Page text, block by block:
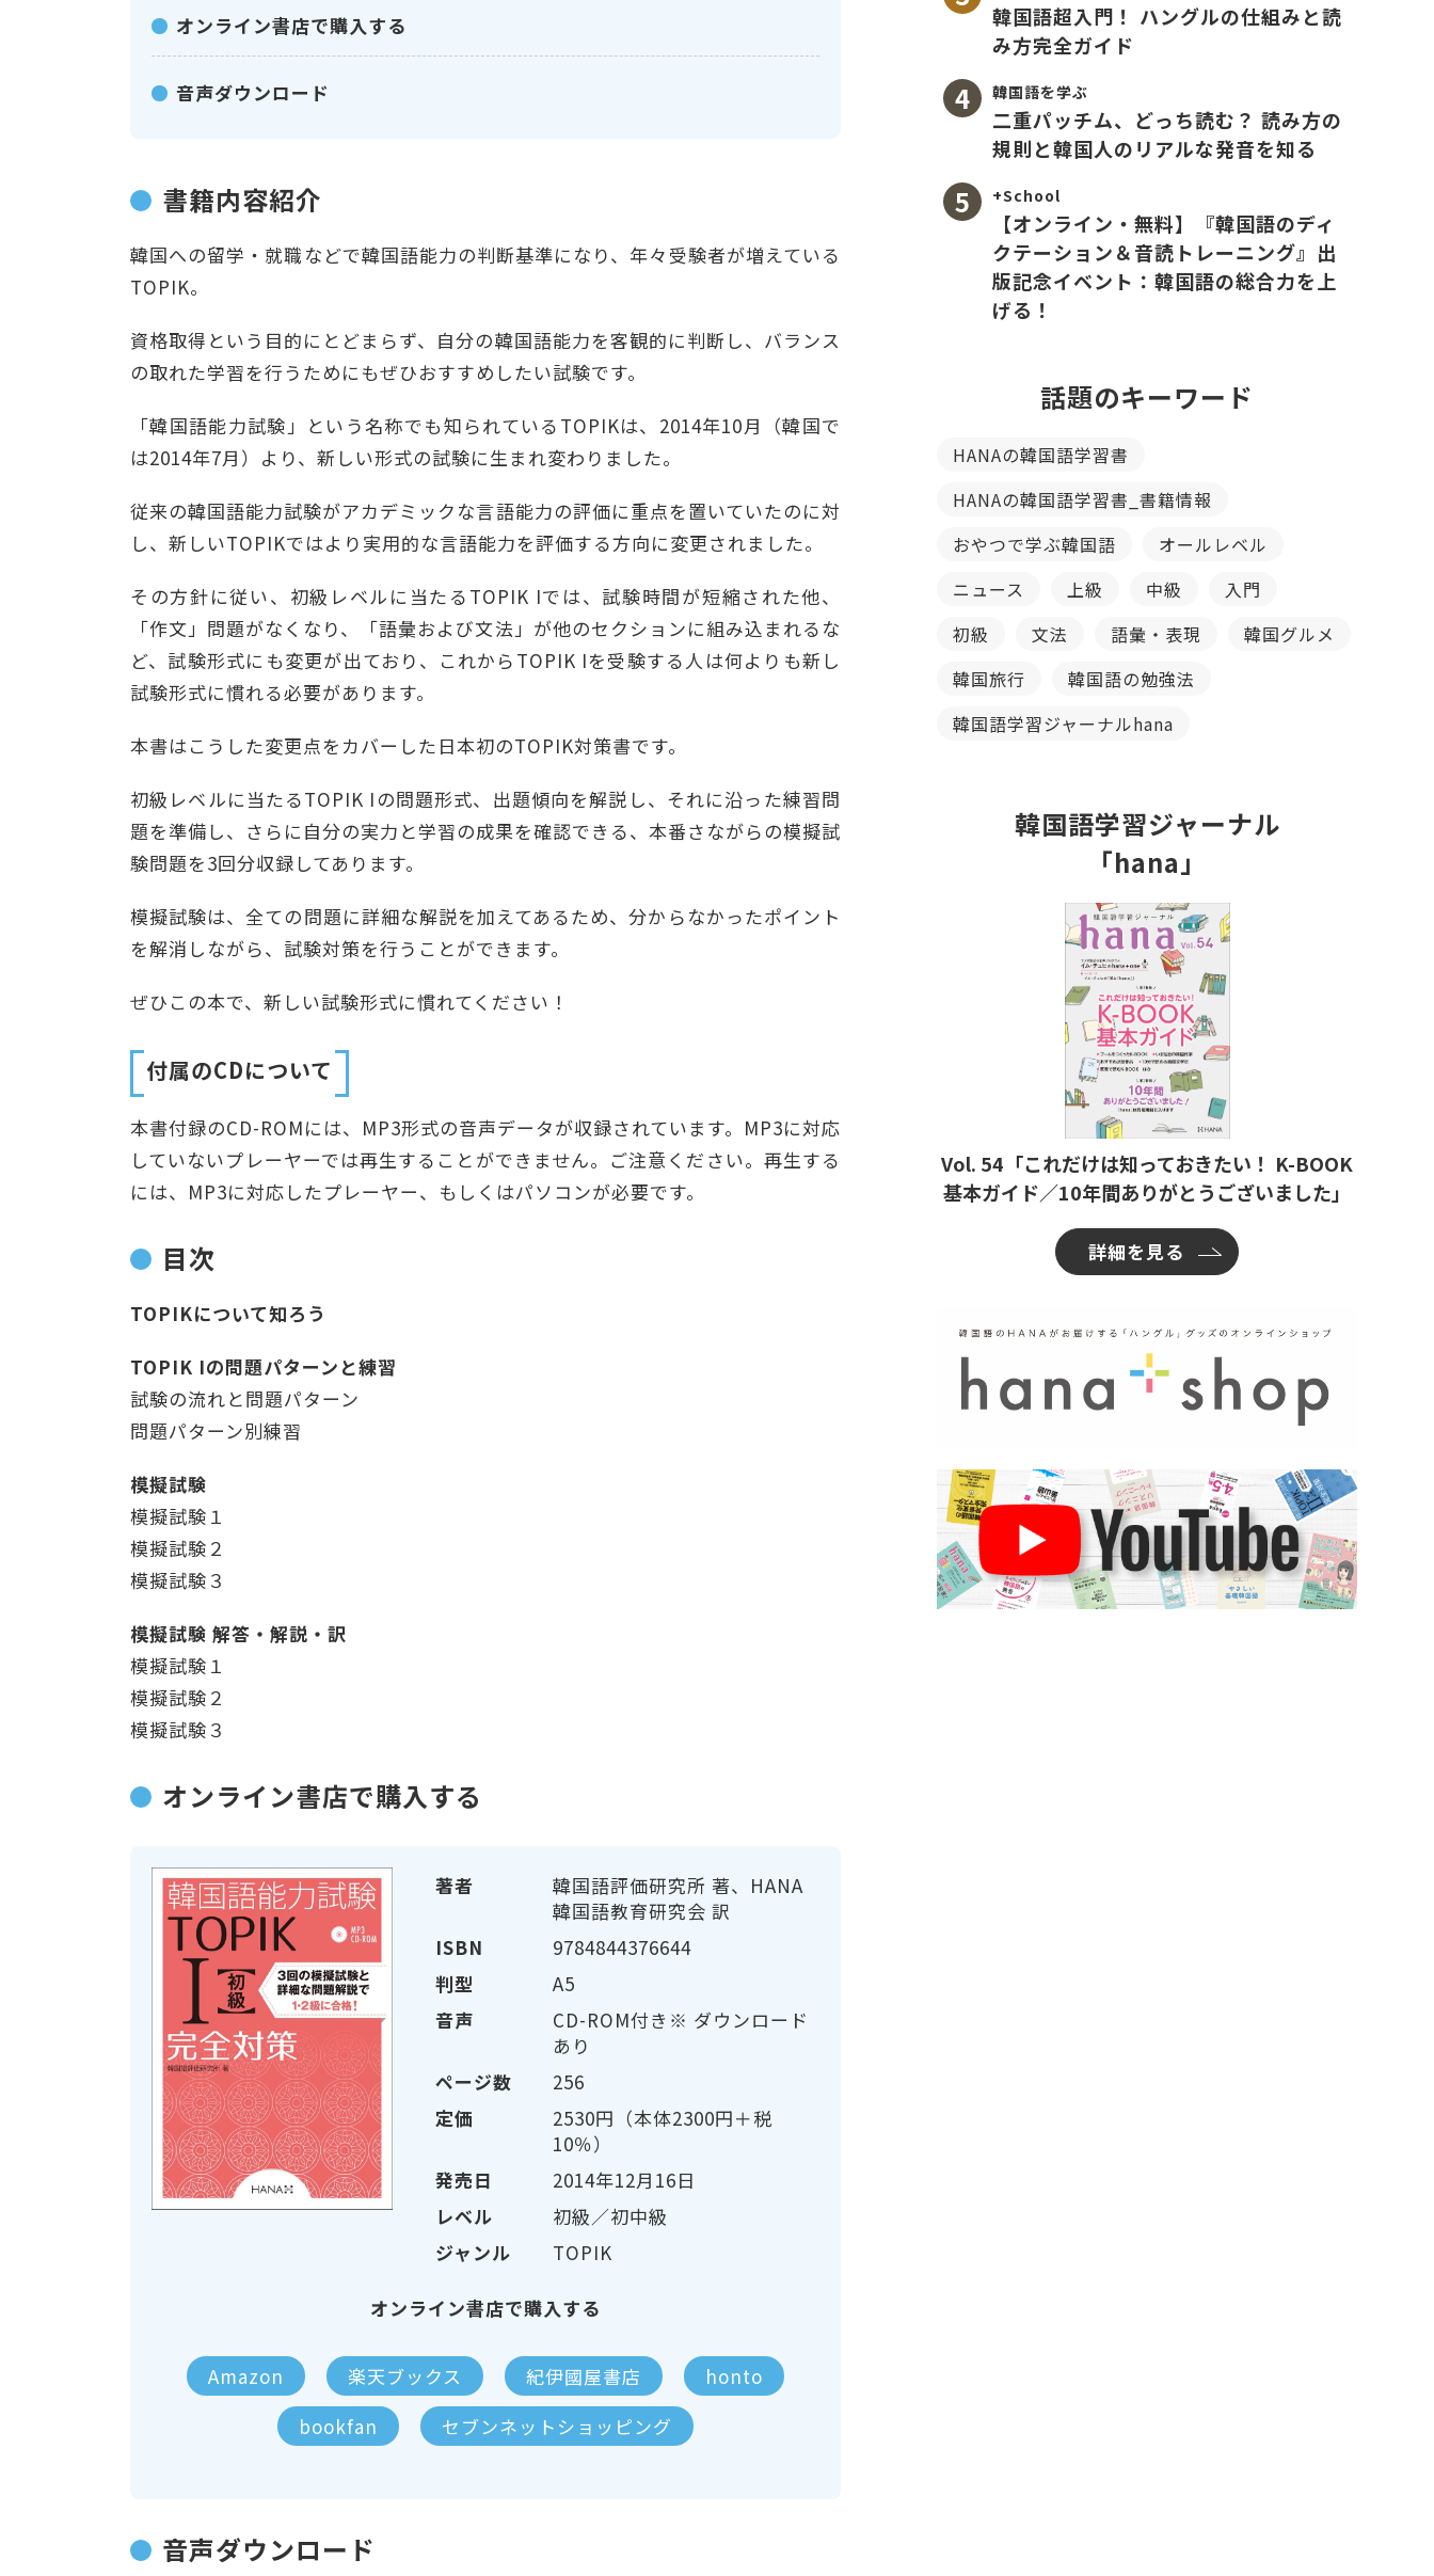
オンライン書店で購入する
音声ダウンロード
書籍内容紹介
韓国への留学・就職などで韓国語能力の判断基準になり、年々受験者が増えている
TOPIK。
資格取得という目的にとどまらず、自分の韓国語能力を客観的に判断し、バランス
の取れた学習を行うためにもぜひおすすめしたい試験です。
「韓国語能力試験」という名称でも知られているTOPIKは、2014年10月（韓国で
は2014年7月）より、新しい形式の試験に生まれ変わりました。
従来の韓国語能力試験がアカデミックな言語能力の評価に重点を置いていたのに対
し、新しいTOPIKではより実用的な言語能力を評価する方向に変更されました。
その方針に従い、初級レベルに当たるTOPIK Iでは、試験時間が短縮された他、
「作文」問題がなくなり、「語彙および文法」が他のセクションに組み込まれるな
ど、試験形式にも変更が出ており、これからTOPIK Iを受験する人は何よりも新し
試験形式に慣れる必要があります。
本書はこうした変更点をカバーした日本初のTOPIK対策書です。
初級レベルに当たるTOPIK Iの問題形式、出題傾向を解説し、それに沿った練習問
題を準備し、さらに自分の実力と学習の成果を確認できる、本番さながらの模擬試
験問題を3回分収録してあります。
模擬試験は、全ての問題に詳細な解説を加えてあるため、分からなかったポイント
を解消しながら、試験対策を行うことができます。
ぜひこの本で、新しい試験形式に慣れてください！
付属のCDについて
本書付録のCD-ROMには、MP3形式の音声データが収録されています。MP3に対応
していないプレーヤーでは再生することができません。ご注意ください。再生する
には、MP3に対応したプレーヤー、もしくはパソコンが必要です。
目次
TOPIKについて知ろう
TOPIK Iの問題パターンと練習
試験の流れと問題パターン
問題パターン別練習
模擬試験
模擬試験１
模擬試験２
模擬試験３
模擬試験 解答・解説・訳
模擬試験１
模擬試験２
模擬試験３
オンライン書店で購入する
著者
韓国語評価研究所 著、HANA
韓国語教育研究会 訳
ISBN
9784844376644
判型
A5
音声
CD-ROM付き※ ダウンロード
あり
ページ数
256
定価
2530円（本体2300円＋税
10％）
発売日
2014年12月16日
レベル
初級／初中級
ジャンル
TOPIK
オンライン書店で購入する
Amazon 楽天ブックス 紀伊國屋書店
honto
bookfan
セブンネットショッピング
音声ダウンロード
韓国語超入門！ ハングルの仕組みと読
み方完全ガイド
韓国語を学ぶ
二重パッチム、どっち読む？ 読み方の
規則と韓国人のリアルな発音を知る
+School
【オンライン・無料】『韓国語のディ
クテーション＆音読トレーニング』出
版記念イベント：韓国語の総合力を上
げる！
話題のキーワード
HANAの韓国語学習書
HANAの韓国語学習書_書籍情報
おやつで学ぶ韓国語
オールレベル
ニュース
上級 中級
入門
初級
文法 語彙・表現
韓国グルメ
韓国旅行
韓国語の勉強法
韓国語学習ジャーナルhana
韓国語学習ジャーナル
「hana」
Vol. 54「これだけは知っておきたい！ K-BOOK
基本ガイド／10年間ありがとうございました」
詳細を見る